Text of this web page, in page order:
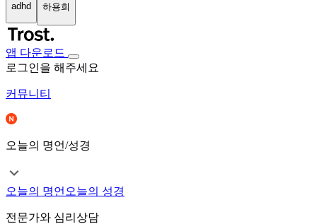
adhd 하용희
앱 다운로드
로그인을 해주세요
커뮤니티
오늘의 명언/성경
오늘의 명언 오늘의 성경
전문가와 심리상담